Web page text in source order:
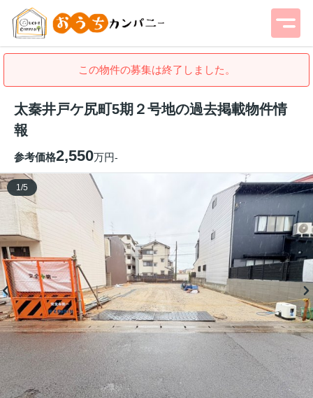
この物件の募集は終了しました。
太秦井戸ケ尻町5期２号地の過去掲載物件情
報
参考価格2,550万円-
1 /5